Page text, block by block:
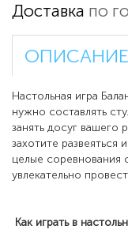
Доставка по
ОПИСАНИЕ
Настольная игра
нужно составлять
занять досуг
захотите
целые
увлекательно
Как играть в